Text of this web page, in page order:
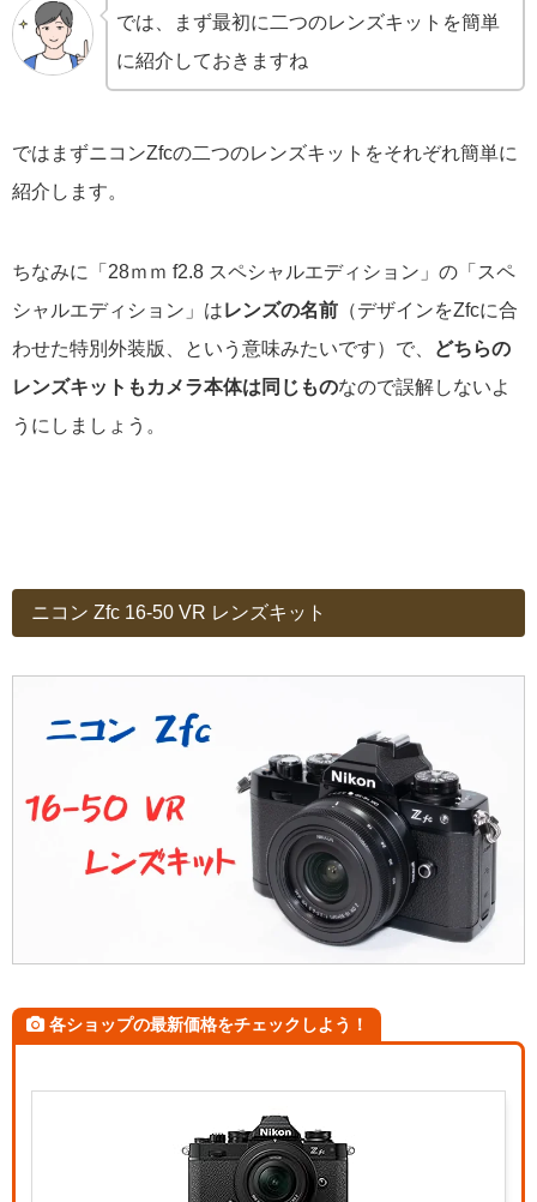
では、まず最初に二つのレンズキットを簡単
に紹介しておきますね
ではまずニコンZfcの二つのレンズキットをそれぞれ簡単に
紹介します。
ちなみに「28ｍｍ f2.8 スペシャルエディション」の「スペ
シャルエディション」はレンズの名前 （デザインをZfcに合
わせた特別外装版、という意味みたいです）で、
どちらの
レンズキットもカメラ本体は同じものなので誤解しないよ
うにしましょう。
ニコン Zfc 16-50 VR レンズキット
各ショップの最新価格をチェックしよう！